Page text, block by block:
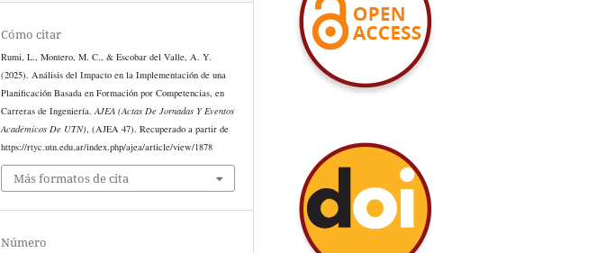
Cómo citar
Rumi, L., Montero, M. C., & Escobar del Valle, A. Y.
(2025). Análisis del Impacto en la Implementación de una
Planificación Basada en Formación por Competencias, en
Carreras de Ingeniería.AJEA (Actas De Jornadas Y Eventos
Académicos De UTN) , (AJEA 47). Recuperado a partir de
https://rtyc.utn.edu.ar/index.php/ajea/article/view/1878
Más formatos de cita
Número